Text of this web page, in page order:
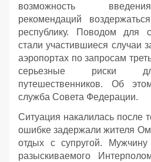
возможность
рекомендаций
республику. Поводом для
стали участившиеся случаи
аэропортах по запросам
серьезные риски
путешественников. Об
служба Совета Федерации.
Ситуация накалилась после
ошибке задержали жителя
отдых с супругой.
разыскиваемого